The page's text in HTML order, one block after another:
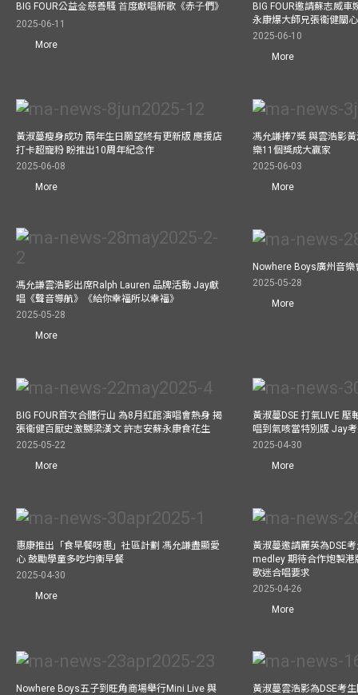
BIG FOUR公益⾦慈善騷 ⾸度獻唱新歌《赤⼦們》
2025-06-11
More
BIG FOUR邀請蘇志威
永康爆大師兄張衞健關
2025-06-10
More
黃淑蔓瘦身成功 兩年生日願望終有更新版 應援店
打卡超寵粉 盼推出10周年紀念作
2025-06-08
More
馮允謙捧7獎 與雲浩影
樂11個獎成大贏家
2025-06-03
More
馮允謙雲浩影出席Ralph Lauren 品牌活動 Jay獻
唱《聲音導航》《給你幸福所以幸福》
2025-05-28
More
Nowhere Boys廣州音
2025-05-28
More
BIG FOUR首次合體行山 為8月紅館演唱會熱身 揭
張衞健百厭史激嬲梁漢文 許志安蘇永康食花生
2025-05-22
More
黃淑蔓DSE 打氣LIVE
唱到氣咳當特別版 Jay
2025-04-30
More
惠康推出「食早餐呀惠」社區計劃 馮允謙盡顯愛
心 鼓勵學童多吃均衡早餐
2025-04-30
More
黃淑蔓邀請麗英為DSE
medley 期待合作炮製
歌迷合唱要求
2025-04-26
More
Nowhere Boys五子到旺角商場舉行Mini Live 與
黃淑蔓雲浩影為DSE考